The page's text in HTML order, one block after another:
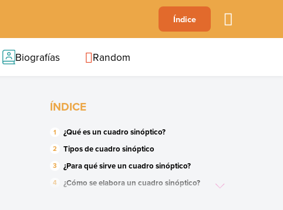
B C F
Índice
Biografías Random
ÍNDICE
¿Qué es un cuadro sinóptico?
Tipos de cuadro sinóptico
¿Para qué sirve un cuadro sinóptico?
¿Cómo se elabora un cuadro sinóptico?